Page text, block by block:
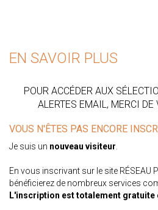
EN SAVOIR PLUS
POUR ACCÉDER AUX
ALERTES EMAIL, MERCI
VOUS N'ÊTES PAS ENCORE
Je suis un nouveau visiteur.
En vous inscrivant sur le site RÉSEAU
bénéficierez de nombreux services
L'inscription est totalement gratuite